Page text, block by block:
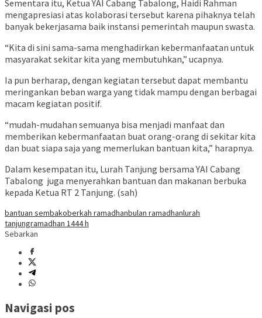
Sementara itu, Ketua YAI Cabang Tabalong, Haidi Rahman
mengapresiasi atas kolaborasi tersebut karena pihaknya telah
banyak bekerjasama baik instansi pemerintah maupun swasta.
“Kita di sini sama-sama menghadirkan kebermanfaatan untuk
masyarakat sekitar kita yang membutuhkan,” ucapnya.
Ia pun berharap, dengan kegiatan tersebut dapat membantu
meringankan beban warga yang tidak mampu dengan berbagai
macam kegiatan positif.
“mudah-mudahan semuanya bisa menjadi manfaat dan
memberikan kebermanfaatan buat orang-orang di sekitar kita
dan buat siapa saja yang memerlukan bantuan kita,” harapnya.
Dalam kesempatan itu, Lurah Tanjung bersama YAI Cabang
Tabalong juga menyerahkan bantuan dan makanan berbuka
kepada Ketua RT 2 Tanjung. (sah)
bantuan sembakoberkah ramadhanbulan ramadhanlurah
tanjungramadhan 1444 h
Sebarkan
Navigasi pos